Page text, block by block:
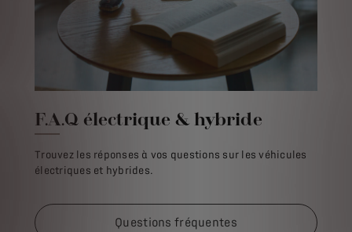
F.A.Q électrique & hybride
Trouvez les réponses à vos questions sur les véhicules
électriques et hybrides.
Questions fréquentes